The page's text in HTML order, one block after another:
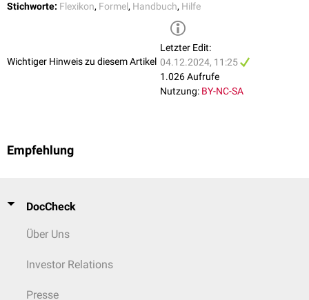
Stichworte: Flexikon, Formel, Handbuch, Hilfe
Wichtiger Hinweis zu diesem Artikel
Letzter Edit:
04.12.2024, 11:25
1.026 Aufrufe
Nutzung: BY-NC-SA
Empfehlung
DocCheck
Über Uns
Investor Relations
Presse